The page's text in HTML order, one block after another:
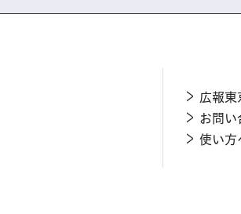
広報東
お問い
使い方